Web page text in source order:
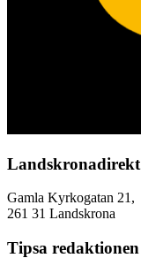
Landskronadirekt
Gamla Kyrkogatan 21,
261 31 Landskrona
Tipsa redaktionen